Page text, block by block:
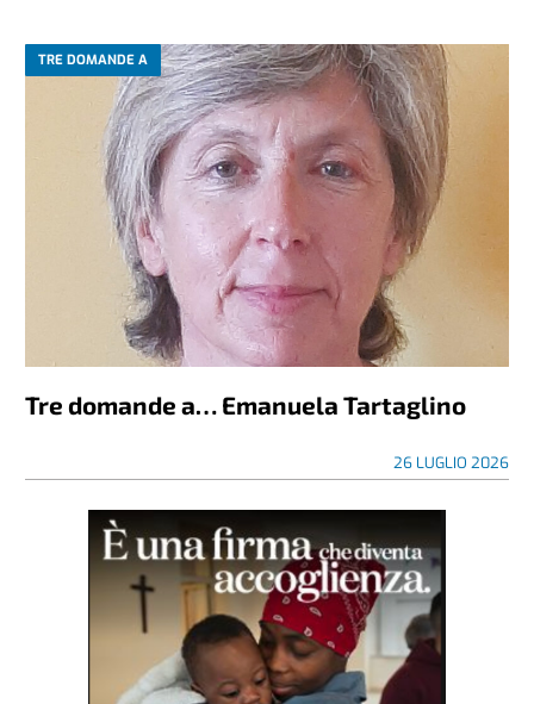
TRE DOMANDE A
Tre domande a… Emanuela Tartaglino
26 LUGLIO 2026